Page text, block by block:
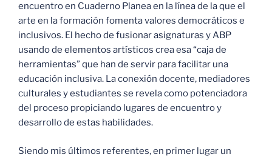
encuentro en Cuaderno Planea en la línea de la que el
arte en la formación fomenta valores democráticos e
inclusivos. El hecho de fusionar asignaturas y ABP
usando de elementos artísticos crea esa “caja de
herramientas” que han de servir para facilitar una
educación inclusiva. La conexión docente, mediadores
culturales y estudiantes se revela como potenciadora
del proceso propiciando lugares de encuentro y
desarrollo de estas habilidades.
Siendo mis últimos referentes, en primer lugar un